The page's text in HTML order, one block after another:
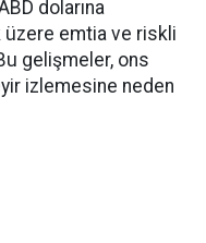
dolarına
üzere emtia ve riskli
gelişmeler, ons
izlemesine neden